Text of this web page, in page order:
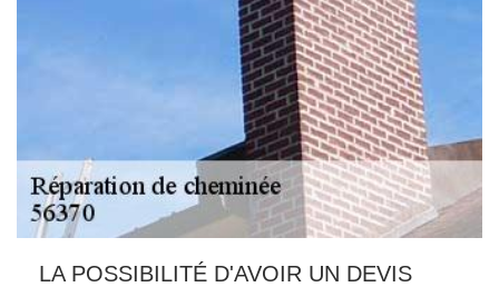
LA POSSIBILITÉ D'AVOIR UN DEVIS